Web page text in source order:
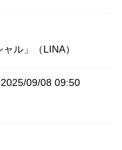
ル」（LINA）
2025/09/08 09:50